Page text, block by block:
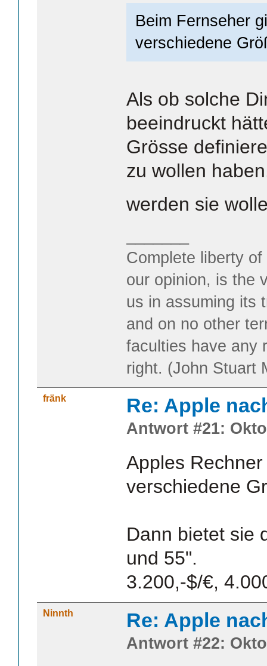
Beim Fernseher
verschiedene
Als ob solche
beeindruckt
Grösse
zu wollen
werden sie
Complete liberty
our opinion, is the
us in assuming its
and on no other
faculties have any
right. (John Stuart
fränk Re: Apple
Antwort #21:
Apples
verschiedene
Dann bietet sie
und 55".
3.200,-$/€,
Ninnth Re: Apple
Antwort #22: